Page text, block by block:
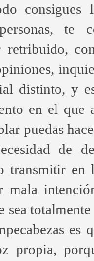
te
distinto, y
en el que
puedas
de
transmitir en
mala
sea
es
propia,